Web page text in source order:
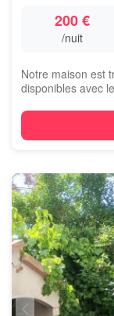
200 €
/nuit
Notre maison est
disponibles avec